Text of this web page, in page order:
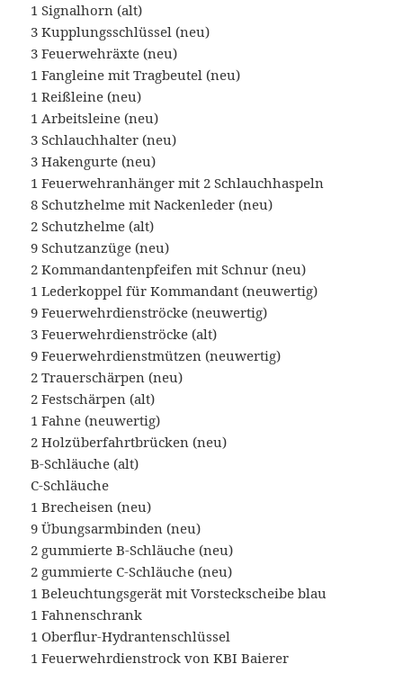
1 Signalhorn (alt)
3 Kupplungsschlüssel (neu)
3 Feuerwehräxte (neu)
1 Fangleine mit Tragbeutel (neu)
1 Reißleine (neu)
1 Arbeitsleine (neu)
3 Schlauchhalter (neu)
3 Hakengurte (neu)
1 Feuerwehranhänger mit 2 Schlauchhaspeln
8 Schutzhelme mit Nackenleder (neu)
2 Schutzhelme (alt)
9 Schutzanzüge (neu)
2 Kommandantenpfeifen mit Schnur (neu)
1 Lederkoppel für Kommandant (neuwertig)
9 Feuerwehrdienströcke (neuwertig)
3 Feuerwehrdienströcke (alt)
9 Feuerwehrdienstmützen (neuwertig)
2 Trauerschärpen (neu)
2 Festschärpen (alt)
1 Fahne (neuwertig)
2 Holzüberfahrtbrücken (neu)
B-Schläuche (alt)
C-Schläuche
1 Brecheisen (neu)
9 Übungsarmbinden (neu)
2 gummierte B-Schläuche (neu)
2 gummierte C-Schläuche (neu)
1 Beleuchtungsgerät mit Vorsteckscheibe blau
1 Fahnenschrank
1 Oberflur-Hydrantenschlüssel
1 Feuerwehrdienstrock von KBI Baierer